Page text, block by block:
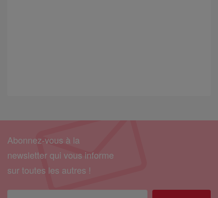
Abonnez-vous à la
newsletter qui vous informe
sur toutes les autres !